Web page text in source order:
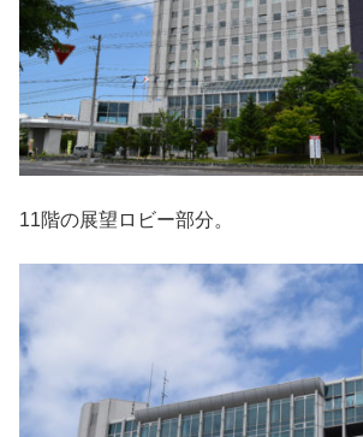
11階の展望ロビー部分。